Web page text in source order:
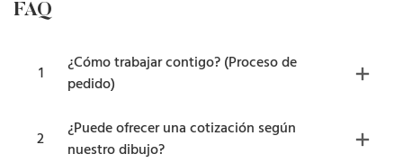
FAQ
1
¿Cómo trabajar contigo? (Proceso de
pedido)
2
¿Puede ofrecer una cotización según
nuestro dibujo?